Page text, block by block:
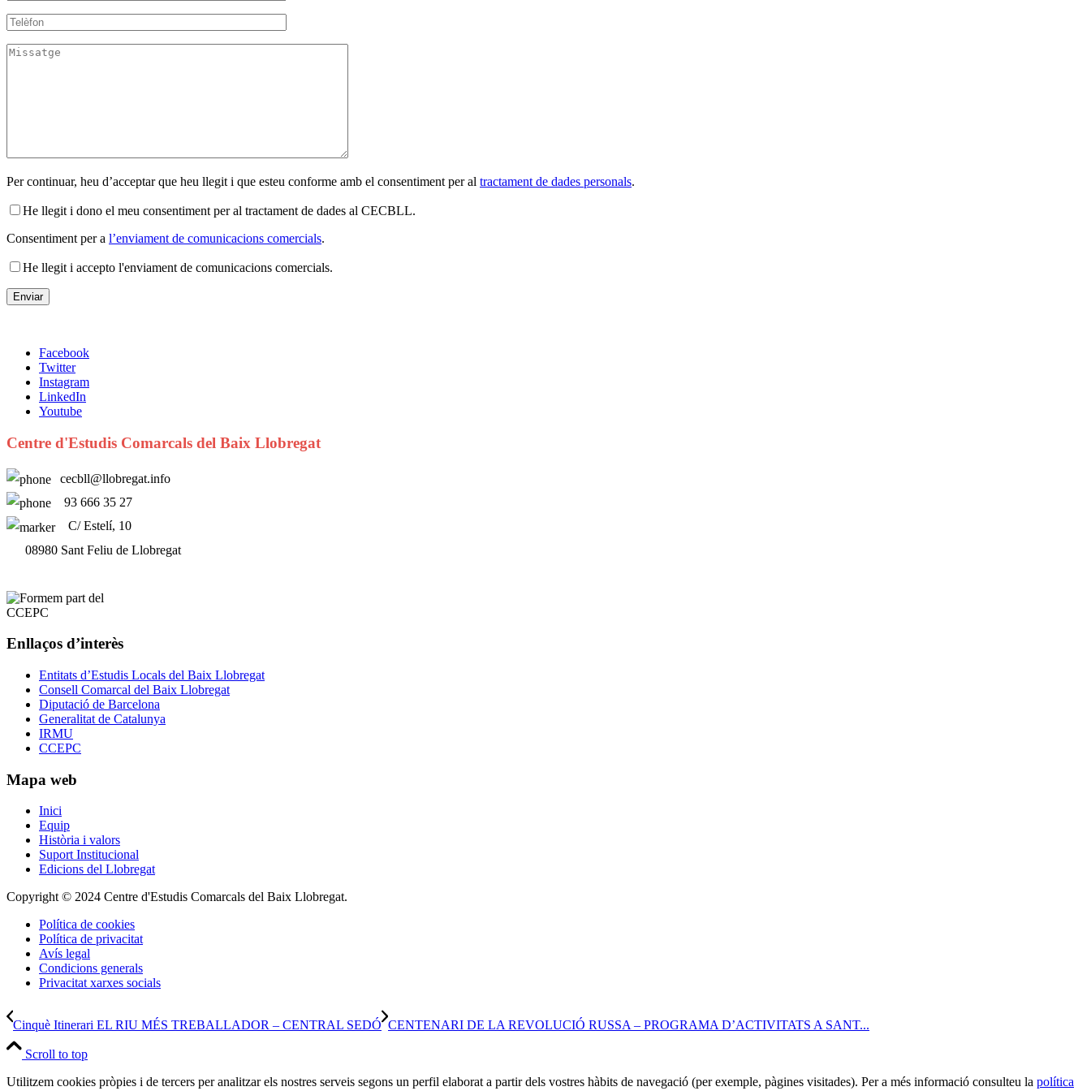
Per continuar, heu d’acceptar que heu llegit i que esteu conforme amb el consentiment per al tractament de dades personals.
He llegit i dono el meu consentiment per al tractament de dades al CECBLL.
Consentiment per a l’enviament de comunicacions comercials.
He llegit i accepto l'enviament de comunicacions comercials.
Facebook
Twitter
Instagram
LinkedIn
Youtube
Centre d'Estudis Comarcals del Baix Llobregat
cecbll@llobregat.info
93 666 35 27
C/ Estelí, 10
08980 Sant Feliu de Llobregat
Enllaços d’interès
Entitats d’Estudis Locals del Baix Llobregat
Consell Comarcal del Baix Llobregat
Diputació de Barcelona
Generalitat de Catalunya
IRMU
CCEPC
Mapa web
Inici
Equip
Història i valors
Suport Institucional
Edicions del Llobregat
Copyright © 2024 Centre d'Estudis Comarcals del Baix Llobregat.
Política de cookies
Política de privacitat
Avís legal
Condicions generals
Privacitat xarxes socials
Cinquè Itinerari EL RIU MÉS TREBALLADOR – CENTRAL SEDÓ CENTENARI DE LA REVOLUCIÓ RUSSA – PROGRAMA D’ACTIVITATS A SANT...
Scroll to top
Utilitzem cookies pròpies i de tercers per analitzar els nostres serveis segons un perfil elaborat a partir dels vostres hàbits de navegació (per exemple, pàgines visitades). Per a més informació consulteu la política